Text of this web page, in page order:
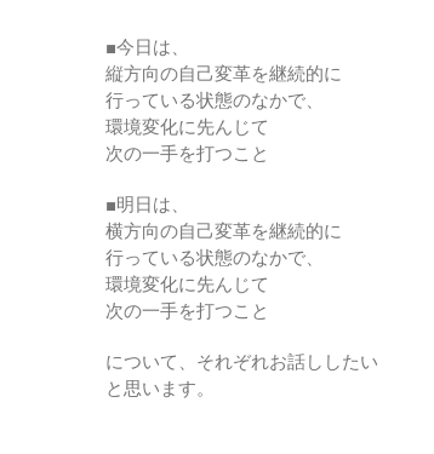
■今日は、
縦方向の自己変革を継続的に
行っている状態のなかで、
環境変化に先んじて
次の一手を打つこと
■明日は、
横方向の自己変革を継続的に
行っている状態のなかで、
環境変化に先んじて
次の一手を打つこと
について、それぞれお話ししたい
と思います。